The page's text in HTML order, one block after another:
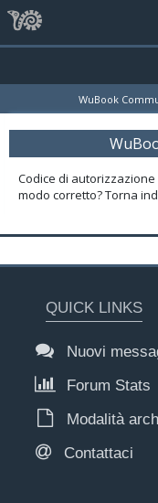
WuBook
Codice di
modo corretto? Torna
QUICK LINKS
Nuovi
Forum Stats
Modalità
Contattaci